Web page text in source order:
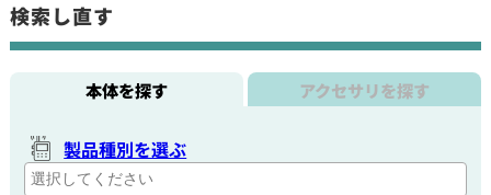
検索し直す
本体を探す アクセサリを探す
製品種別を選ぶ